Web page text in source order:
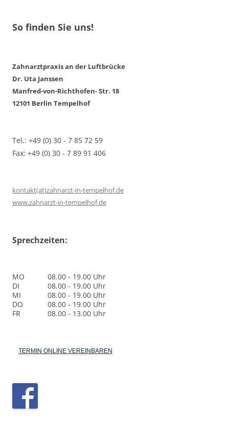
So finden Sie uns!
Zahnarztpraxis an der Luftbrücke
Dr. Uta Janssen
Manfred-von-Richthofen- Str. 18
12101 Berlin Tempelhof
Tel.: +49 (0) 30 - 7 85 72 59
Fax: +49 (0) 30 - 7 89 91 406
kontakt(at)zahnarzt-in-tempelhof.de
www.zahnarzt-in-tempelhof.de
Sprechzeiten:
MO
08.00 - 19.00 Uhr
DI
08.00 - 19.00 Uhr
MI
08.00 - 19.00 Uhr
DO
08.00 - 19.00 Uhr
FR
08.00 - 13.00 Uhr
TERMIN ONLINE VEREINBAREN